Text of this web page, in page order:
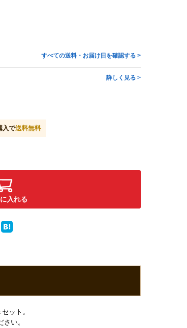
すべての送料・お届け日を確認する >
詳しく見る >
入で送料無料
入れる
ット。
い。